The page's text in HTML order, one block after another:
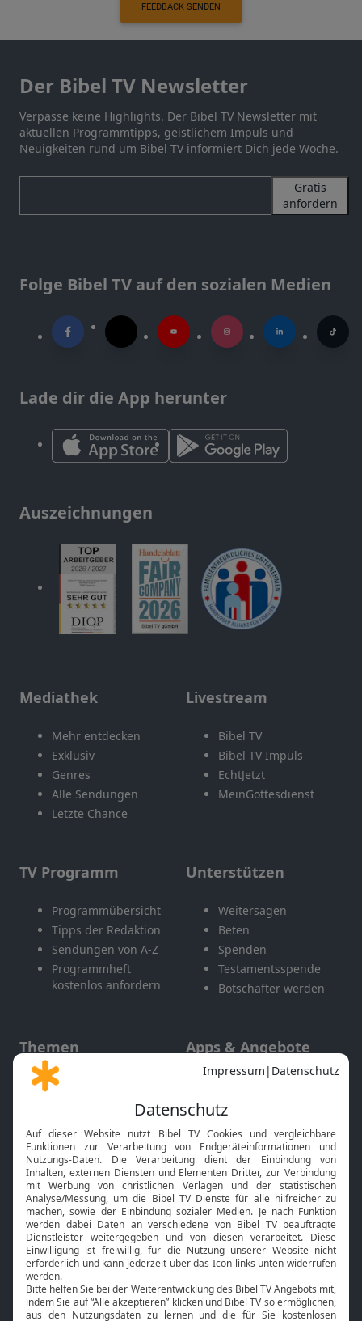
FEEDBACK SENDEN
Der Bibel TV Newsletter
Verpasse keine Highlights. Der Bibel TV Newsletter mit
aktuellen Programmtipps, geistlichem Impuls und
Neuigkeiten rund um Bibel TV informiert Dich jede Woche.
Gratis
anfordern
Folge Bibel TV auf den sozialen Medien
Lade dir die App herunter
Auszeichnungen
Mediathek
Mehr entdecken
Exklusiv
Genres
Alle Sendungen
Letzte Chance
Livestream
Bibel TV
Bibel TV Impuls
EchtJetzt
MeinGottesdienst
TV Programm
Programmübersicht
Tipps der Redaktion
Sendungen von A-Z
Programmheft
kostenlos anfordern
Unterstützen
Weitersagen
Beten
Spenden
Testamentsspende
Botschafter werden
Themen
Gott und Bibel erklärt
Neuigkeiten
Apps & Angebote
Mobile App
Smart TV
HbbTV
Bibelthek Online-Bibel
Nächster Gottesdienst
Bibel TV
Über uns
Service
Kontakt